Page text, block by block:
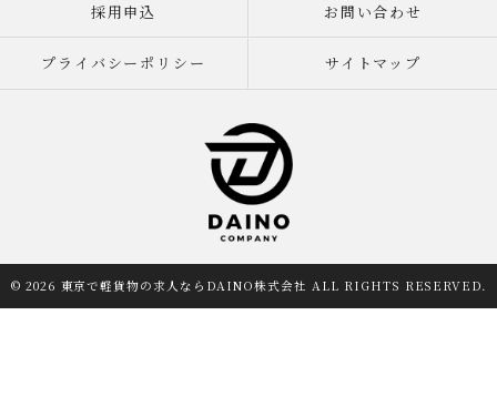
採用申込 お問い合わせ
プライバシーポリシー サイトマップ
© 2026 東京で軽貨物の求人ならDAINO株式会社 ALL RIGHTS RESERVED.